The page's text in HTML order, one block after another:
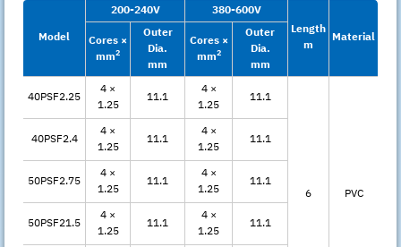
Model
200-240V
380-600V
Length
m
Material
Cores ×
mm2
Outer
Dia.
mm
Cores ×
mm2
Outer
Dia.
mm
40PSF2.25
4 ×
1.25
11.1
4 ×
1.25
11.1
6 PVC
40PSF2.4
4 ×
1.25
11.1
4 ×
1.25
11.1
50PSF2.75
4 ×
1.25
11.1
4 ×
1.25
11.1
50PSF21.5
4 ×
1.25
11.1
4 ×
1.25
11.1